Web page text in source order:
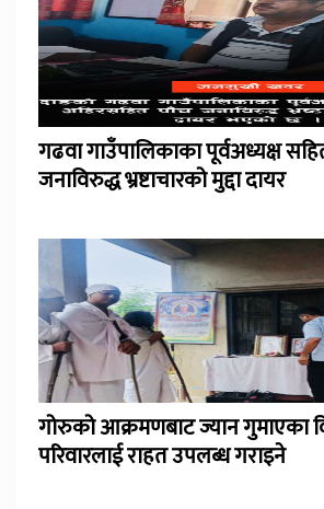
गढवा गाउँपालिकाका पूर्वअध्यक्ष
जनाविरुद्ध भ्रष्टाचारको मुद्दा दायर
गोरुको आक्रमणबाट ज्यान गुमाएका
परिवारलाई राहत उपलब्ध गराइने